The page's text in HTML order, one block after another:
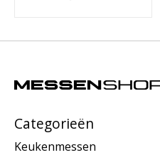
Categorieën
Keukenmessen